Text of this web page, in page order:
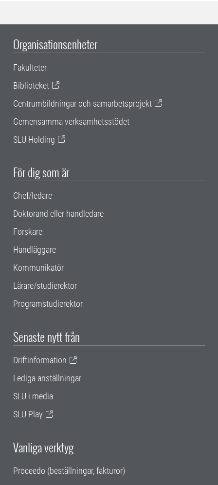
Organisationsenheter
Fakulteter
Biblioteket
Centrumbildningar och samarbetsprojekt
Gemensamma verksamhetsstödet
SLU Holding
För dig som är
Chef/ledare
Doktorand eller handledare
Forskare
Handläggare
Kommunikatör
Lärare/studierektor
Programstudierektor
Senaste nytt från
Driftinformation
Lediga anställningar
SLU i media
SLU Play
Vanliga verktyg
Proceedo (beställningar, fakturor)